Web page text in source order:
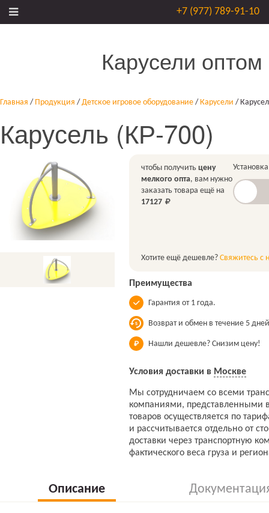
+7 (977) 789-91-10
Карусели
Главная / Продукция / Детское игровое оборудование / Карусели /
Карусель (КР-700)
чтобы получить цену
мелкого опта, вам нужно
заказать товара ещё на
17127
Установка
Хотите ещё дешевле? Свяжитесь с
Преимущества
Гарантия от 1 года.
Возврат и обмен в течение 5
Нашли дешевле? Снизим цену!
Условия доставки в Москве
Мы сотрудничаем со всеми
компаниями, представленными
товаров осуществляется по
и рассчитывается отдельно от
доставки через транспортную
фактического веса груза и
Описание